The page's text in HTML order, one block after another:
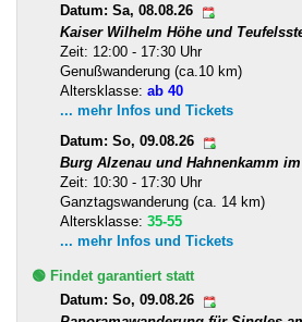
Datum: Sa, 08.08.26
Kaiser Wilhelm Höhe und
Zeit: 12:00 - 17:30 Uhr
Genußwanderung (ca.10 km)
Altersklasse: ab 40
... mehr Infos und Tickets
Datum: So, 09.08.26
Burg Alzenau und Hahnenkamm
Zeit: 10:30 - 17:30 Uhr
Ganztagswanderung (ca. 14 km)
Altersklasse: 35-55
... mehr Infos und Tickets
🟢 Findet garantiert statt
Datum: So, 09.08.26